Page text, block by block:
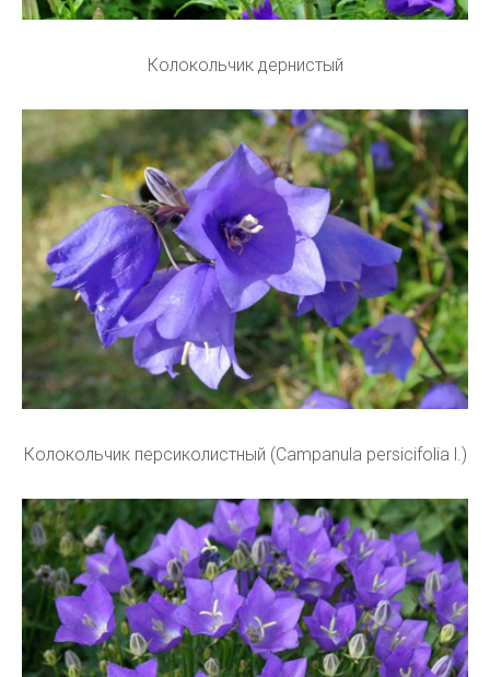
Колокольчик дернистый
Колокольчик персиколистный (Campanula persicifolia l.)